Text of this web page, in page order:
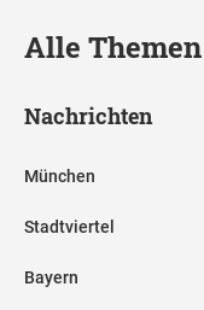
Alle
Nachrichten
München
Stadtviertel
Bayern